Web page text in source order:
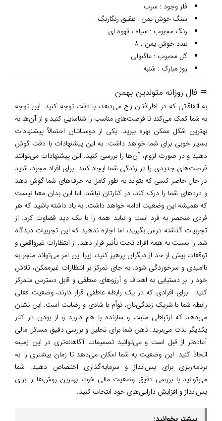
فلز وجود : سرب
سنگ خوش یمن : عقیق رنگارنگ
رنگ محبوب : سیاه ، قهوه ای
عدد خوش یمن : ۸
گل محبوب : ماگنولی
روز مبارک : شنبه
♒ فال روزانه متولدین بهمن
به اتفاقاتی که در اطرافتان رخ می‌دهد، با دقت توجه کنید. این توجه
به شما کمک می‌کند تا فرصت‌های مناسب را شناسایی کنید و از آن‌ها به
بهترین شکل ممکن بهره ببرید. یکی از دوستانتان احتمالاً پیشنهادات
بسیار خوبی برای شما خواهد داشت. به این پیشنهادات با دقت گوش
دهید و در صورت لزوم، آن‌ها را بررسی کنید. این پیشنهادات می‌توانند
فرصت‌های جدیدی را در زندگی شما ایجاد کنند. برای افراد مجرد، شاید
در حال حاضر کسی که بتواند به طور کامل به حرف‌های شما گوش دهد
و دردهای شما را درک کند، در کنارتان نباشد. اما این بدان معنا نیست
که همیشه این وضعیت ادامه خواهد داشت. به یاد داشته باشید که هر
فردی منحصر به فرد است و نباید همه را با یک دید قضاوت کرد. از
تجربیات گذشته درس بگیرید، اما اجازه ندهید که این تجربیات دیدگاه
شما را نسبت به همه افراد تحت تأثیر قرار دهد. از انتظارات غیرواقعی و
توقعات بیش از حد از دیگران پرهیز کنید، زیرا این امر می‌تواند منجر به
ناامیدی و سرخوردگی شود. به جای تمرکز بر انتظارات غیرممکن، تلاش
خود را بر دستیابی به اهداف و آرزوهای منطقی و قابل دسترس متمرکز
کنید. ‫ برای افرادی که در یک رابطه عاطفی قرار دارند، وضعیت فعلی
رابطه شما با شریک زندگی‌تان، توأم با شادی و رضایت است. این نشان
می‌دهد که ارتباطی مثبت و سازنده با هم دارید و از بودن در کنار
یکدیگر لذت می‌برید. ذهن شما برای تحلیل و بررسی دقیق مسائل مالی
آماده‌تر از قبل است و می‌توانید تصمیمات آگاهانه‌تری در این زمینه
اتخاذ کنید. این وضعیت به شما امکان می‌دهد تا زمان بیشتری را به
برنامه‌ریزی برای پس‌انداز و سرمایه‌گذاری اختصاص دهید. شما
می‌توانید با بررسی دقیق وضعیت مالی خود، بهترین روش‌ها را برای
پس‌انداز و افزایش دارایی‌های خود انتخاب کنید.